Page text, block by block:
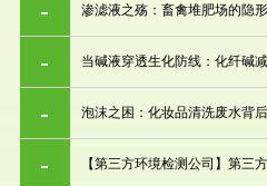
渗滤液之殇：畜禽堆肥场的隐
当碱液穿透生化防线：化纤碱
泡沫之困：化妆品清洗废水背
【第三方环境检测公司】第三